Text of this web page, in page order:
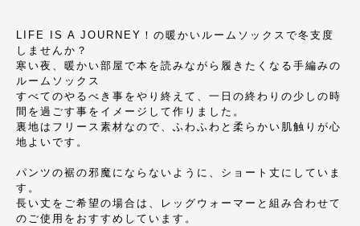
LIFE IS A JOURNEY！の暖かいルームソックスで冬支度
しませんか？
寒い夜、暖かい部屋で本を読みながら履きたくなる手編みの
ルームソックス
すべてのやるべき事をやり終えて、一日の終わりの少しの時
間を過ごす事をイメージして作りました。
裏地はフリース素材なので、ふわふわと柔らかい肌触りが心
地よいです。
パンツの裾の邪魔にならないように、ショート丈にしていま
す。
長い丈をご希望の場合は、レッグウォーマーと組み合わせて
のご使用をおすすめしています。